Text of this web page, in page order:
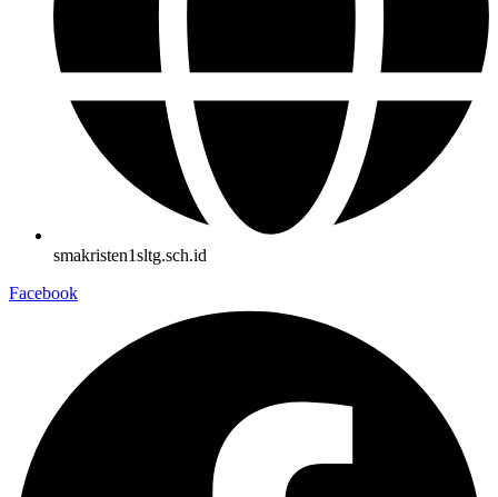
smakristen1sltg.sch.id
Facebook